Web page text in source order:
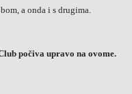
a onda i s drugima.
počiva upravo na ovome.